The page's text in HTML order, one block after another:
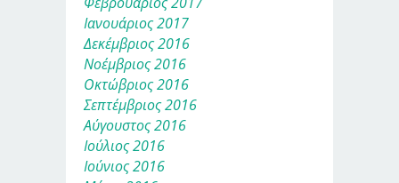
Ιανουάριος 2017
Δεκέμβριος 2016
Νοέμβριος 2016
Οκτώβριος 2016
Σεπτέμβριος 2016
Αύγουστος 2016
Ιούλιος 2016
Ιούνιος 2016